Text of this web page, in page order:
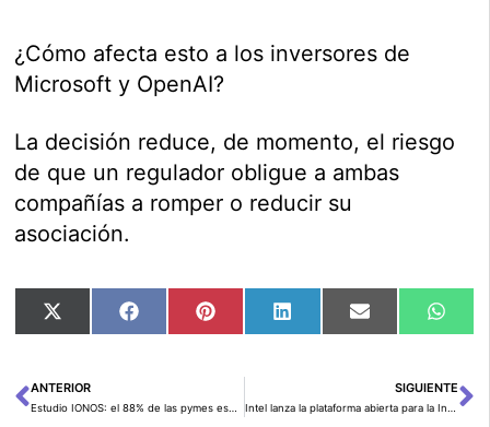
¿Cómo afecta esto a los inversores de
Microsoft y OpenAI?
La decisión reduce, de momento, el riesgo
de que un regulador obligue a ambas
compañías a romper o reducir su
asociación.
Compartir
en
X
Compartir
en
FacebookCompartir
en
PinterestCompartir
en
LinkedInCompartir
en
Email
en
Ant
ANTERIOR
Estudio IONOS: el 88% de las pymes españolas ve la digitalización como esencial
SIGUIENTE
Intel lanza la plataforma abierta para la Inteligencia Artificial empresarial